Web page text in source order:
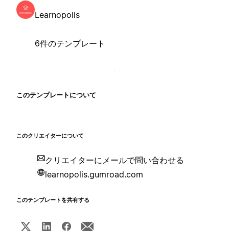
Learnopolis
6件のテンプレート
このテンプレートについて
このクリエイターについて
クリエイターにメールで問い合わせる
learnopolis.gumroad.com
このテンプレートを共有する